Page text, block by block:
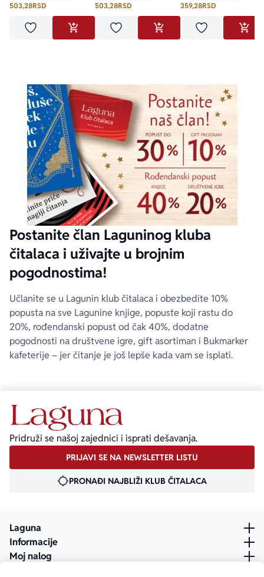
503,28RSD
Dodaj u omiljeneDODAJ U KORPU
503,28RSD
Dodaj u omiljeneDODAJ U KORPU
359,28RSD
Dodaj u
Postanite član Laguninog kluba
čitalaca i uživajte u brojnim
pogodnostima!
Učlanite se u Lagunin klub čitalaca i obezbedite 10%
popusta na sve Lagunine knjige, popuste koji rastu do
20%, rođendanski popust od čak 40%, dodatne
pogodnosti na društvene igre, gift asortiman i Bukmarker
kafeterije – jer čitanje je još lepše kada vam se isplati.
Pridruži se našoj zajednici i isprati dešavanja.
PRIJAVI SE NA NEWSLETTER LISTU
PRONAĐI NAJBLIŽI KLUB ČITALACA
Laguna
Informacije
Moj nalog